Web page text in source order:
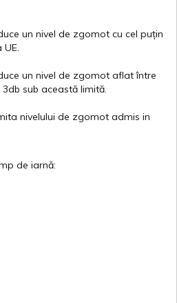
un nivel de zgomot cu cel puțin
UE.
un nivel de zgomot aflat între
3db sub această limită.
nivelului de zgomot admis in
de iarnă: